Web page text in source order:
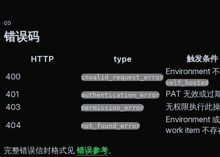
错误码
HTTP type
触发条件
400
invalid_request_error
Environment
self_hosted
401 authentication_error
PAT 无效或过
403
permission_error
无权限执行此
404
not_found_error
Environment 或
work item 不存
完整错误信封格式见 错误参考。